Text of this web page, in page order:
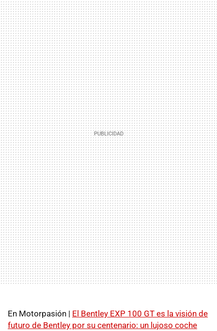
En Motorpasión | El Bentley EXP 100 GT es la visión de
futuro de Bentley por su centenario: un lujoso coche